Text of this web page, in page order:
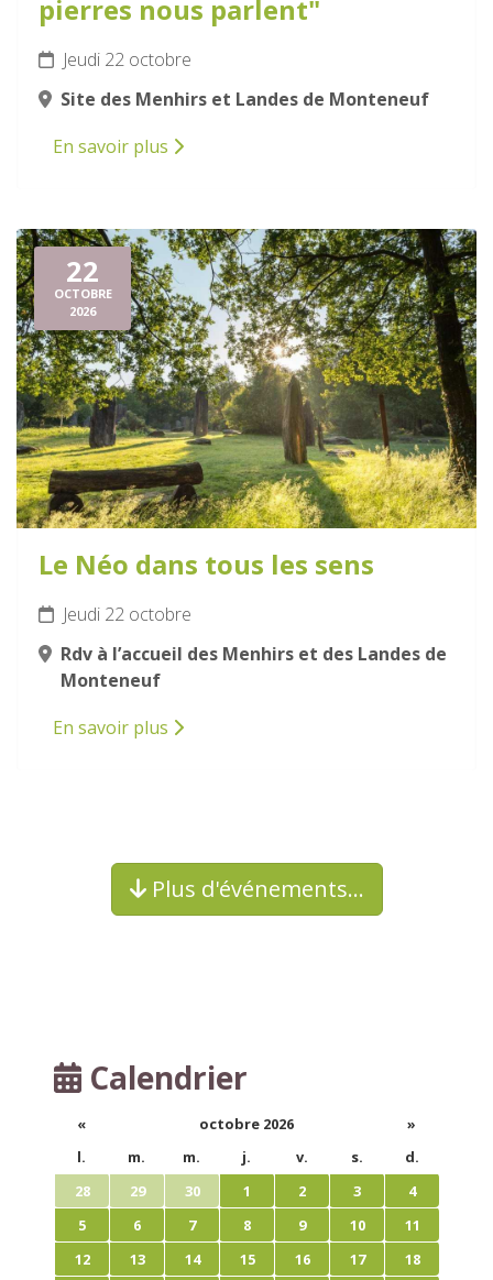
pierres nous parlent"
Jeudi 22 octobre
Site des Menhirs et Landes de Monteneuf
En savoir plus
22
OCTOBRE
2026
Le Néo dans tous les sens
Jeudi 22 octobre
Rdv à l’accueil des Menhirs et des Landes de
Monteneuf
En savoir plus
Plus d'événements…
Calendrier
« octobre 2026
»
l.
m. m. j. v. s.
d.
28
29 30 1 2 3
4
5
6 7 8 9 10
11
12
13 14 15 16 17
18